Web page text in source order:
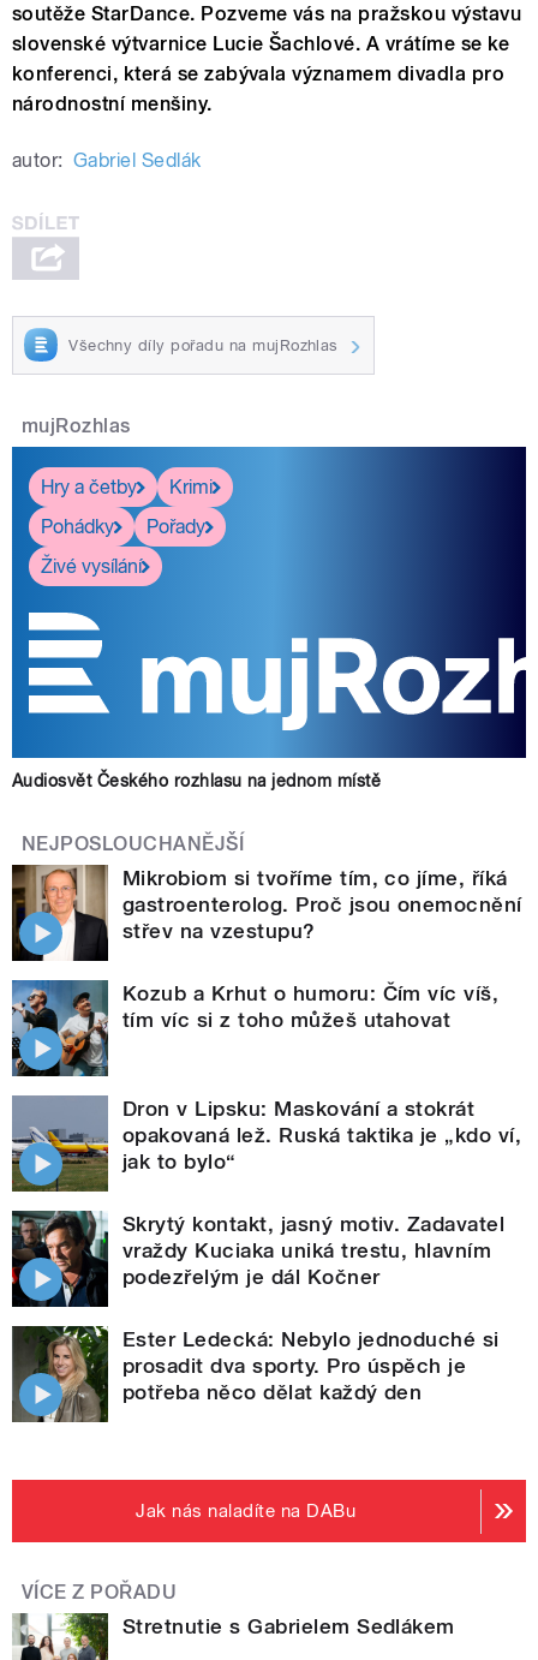
soutěže StarDance. Pozveme vás na pražskou výstavu
slovenské výtvarnice Lucie Šachlové. A vrátíme se ke
konferenci, která se zabývala významem divadla pro
národnostní menšiny.
autor: Gabriel Sedlák
Všechny díly pořadu na mujRozhlas
mujRozhlas
Hry a četby
Krimi
Pohádky
Pořady
Živé vysílání
Audiosvět Českého rozhlasu na jednom místě
NEJPOSLOUCHANĚJŠÍ
Mikrobiom si tvoříme tím, co jíme, říká
gastroenterolog. Proč jsou onemocnění
střev na vzestupu?
Kozub a Krhut o humoru: Čím víc víš,
tím víc si z toho můžeš utahovat
Dron v Lipsku: Maskování a stokrát
opakovaná lež. Ruská taktika je „kdo ví,
jak to bylo“
Skrytý kontakt, jasný motiv. Zadavatel
vraždy Kuciaka uniká trestu, hlavním
podezřelým je dál Kočner
Ester Ledecká: Nebylo jednoduché si
prosadit dva sporty. Pro úspěch je
potřeba něco dělat každý den
Jak nás naladíte na DABu
VÍCE Z POŘADU
Stretnutie s Gabrielem Sedlákem